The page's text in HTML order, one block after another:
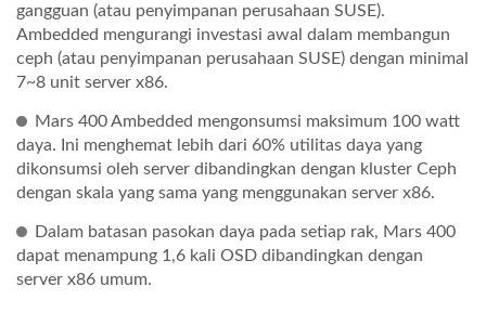
gangguan (atau penyimpanan perusahaan SUSE).
Ambedded mengurangi investasi awal dalam membangun
ceph (atau penyimpanan perusahaan SUSE) dengan minimal
7~8 unit server x86.
Mars 400 Ambedded mengonsumsi maksimum 100 watt
daya. Ini menghemat lebih dari 60% utilitas daya yang
dikonsumsi oleh server dibandingkan dengan kluster Ceph
dengan skala yang sama yang menggunakan server x86.
Dalam batasan pasokan daya pada setiap rak, Mars 400
dapat menampung 1,6 kali OSD dibandingkan dengan
server x86 umum.